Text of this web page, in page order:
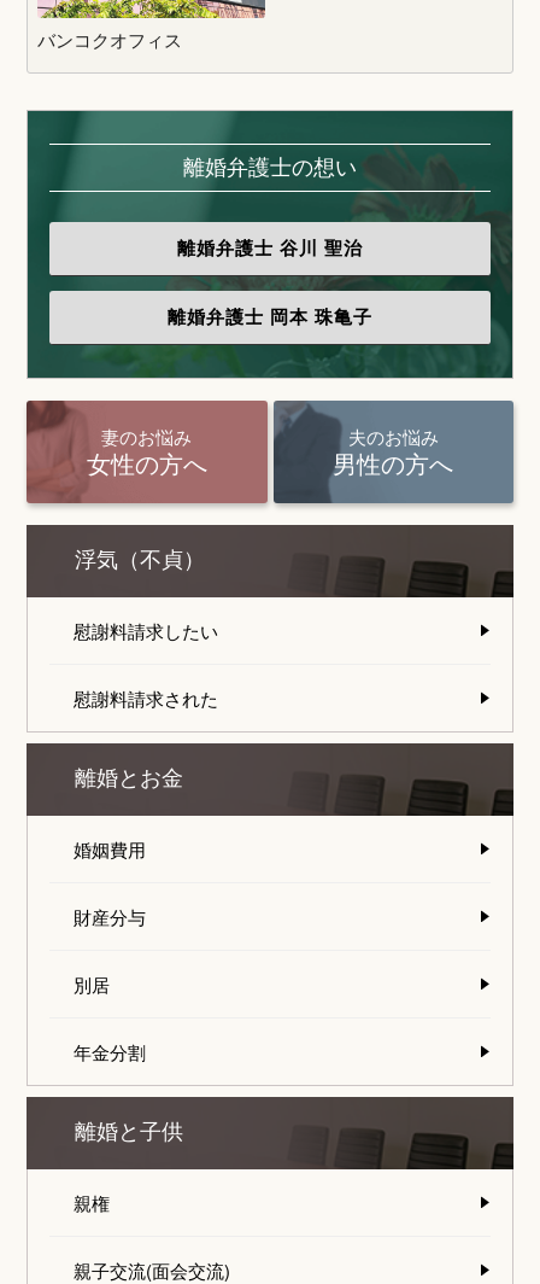
バンコクオフィス
離婚弁護士の想い
離婚弁護士 谷川 聖治
離婚弁護士 岡本 珠亀子
妻のお悩み
女性の方へ
夫のお悩み
男性の方へ
浮気（不貞）
慰謝料請求したい
慰謝料請求された
離婚とお金
婚姻費用
財産分与
別居
年金分割
離婚と子供
親権
親子交流(面会交流)